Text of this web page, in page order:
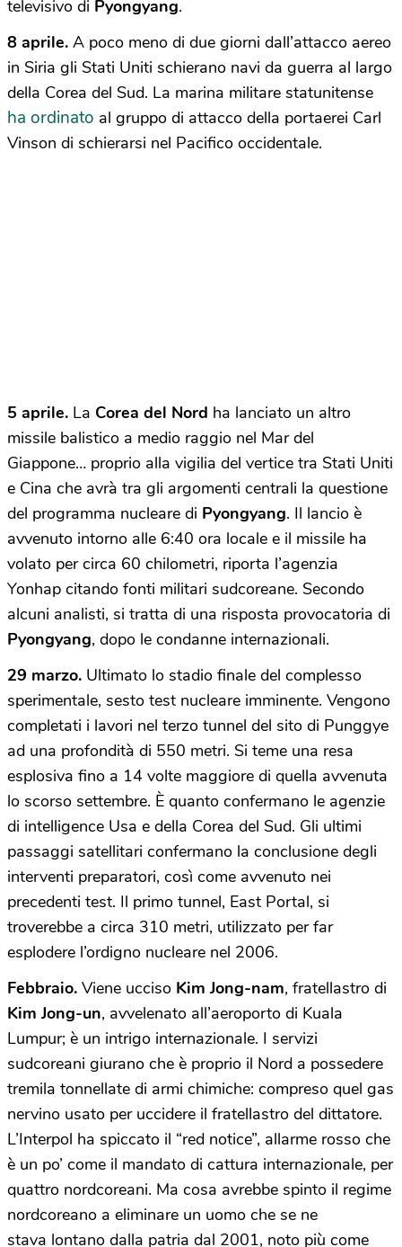
televisivo di Pyongyang.
8 aprile. A poco meno di due giorni dall’attacco aereo
in Siria gli Stati Uniti schierano navi da guerra al largo
della Corea del Sud. La marina militare statunitense
ha ordinato al gruppo di attacco della portaerei Carl
Vinson di schierarsi nel Pacifico occidentale.
5 aprile. La Corea del Nord ha lanciato un altro
missile balistico a medio raggio nel Mar del
Giappone… proprio alla vigilia del vertice tra Stati Uniti
e Cina che avrà tra gli argomenti centrali la questione
del programma nucleare di Pyongyang. Il lancio è
avvenuto intorno alle 6:40 ora locale e il missile ha
volato per circa 60 chilometri, riporta l’agenzia
Yonhap citando fonti militari sudcoreane. Secondo
alcuni analisti, si tratta di una risposta provocatoria di
Pyongyang, dopo le condanne internazionali.
29 marzo. Ultimato lo stadio finale del complesso
sperimentale, sesto test nucleare imminente. Vengono
completati i lavori nel terzo tunnel del sito di Punggye
ad una profondità di 550 metri. Si teme una resa
esplosiva fino a 14 volte maggiore di quella avvenuta
lo scorso settembre. È quanto confermano le agenzie
di intelligence Usa e della Corea del Sud. Gli ultimi
passaggi satellitari confermano la conclusione degli
interventi preparatori, così come avvenuto nei
precedenti test. Il primo tunnel, East Portal, si
troverebbe a circa 310 metri, utilizzato per far
esplodere l’ordigno nucleare nel 2006.
Febbraio. Viene ucciso Kim Jong-nam, fratellastro di
Kim Jong-un, avvelenato all’aeroporto di Kuala
Lumpur; è un intrigo internazionale. I servizi
sudcoreani giurano che è proprio il Nord a possedere
tremila tonnellate di armi chimiche: compreso quel gas
nervino usato per uccidere il fratellastro del dittatore.
L’Interpol ha spiccato il “red notice”, allarme rosso che
è un po’ come il mandato di cattura internazionale, per
quattro nordcoreani. Ma cosa avrebbe spinto il regime
nordcoreano a eliminare un uomo che se ne
stava lontano dalla patria dal 2001, noto più come